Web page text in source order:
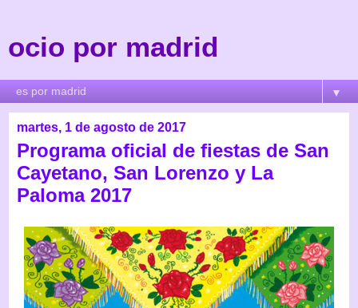
ocio por madrid
▼
martes, 1 de agosto de 2017
Programa oficial de fiestas de San
Cayetano, San Lorenzo y La
Paloma 2017